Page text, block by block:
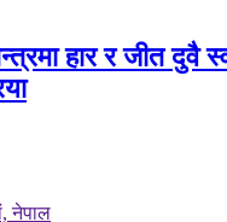
हार र जीत दुवै
नेपाल